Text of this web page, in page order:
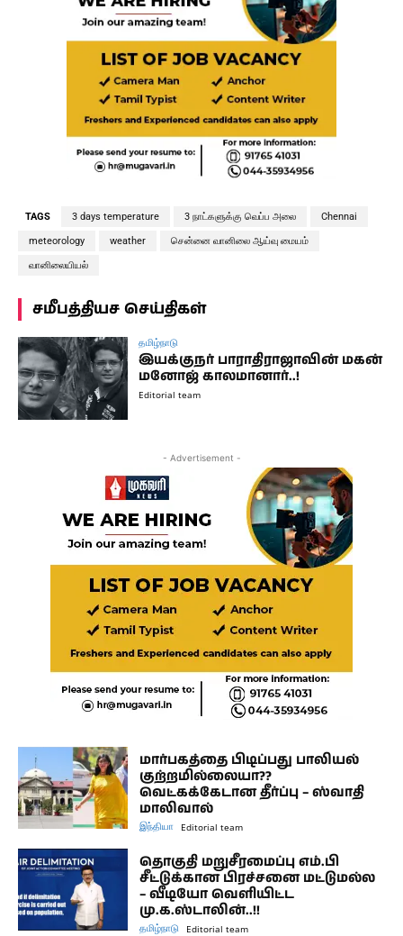
TAGS 3 days temperature 3 நாட்களுக்கு வெப்ப அலை Chennai
meteorology weather சென்னை வானிலை ஆய்வு மையம்
வானிலையியல்
சமீபத்தியச செய்திகள்
தமிழ்நாடு
இயக்குநர் பாராதிராஜாவின் மகன்
மனோஜ் காலமானார்..!
Editorial team
- Advertisement -
மார்பகத்தை பிடிப்பது பாலியல்
குற்றமில்லையா??
வெட்கக்கேடான தீர்ப்பு – ஸ்வாதி
மாலிவால்
இந்தியா Editorial team
தொகுதி மறுசீரமைப்பு எம்.பி
சீட்டுக்கான பிரச்சனை மட்டுமல்ல
– வீடியோ வெளியிட்ட
மு.க.ஸ்டாலின்..!!
தமிழ்நாடு Editorial team